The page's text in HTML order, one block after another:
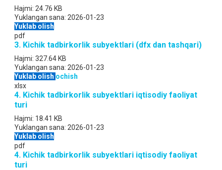
Hajmi: 24.76 KB
Yuklangan sana: 2026-01-23
Yuklab olish
pdf
3. Kichik tadbirkorlik subyektlari (dfx dan tashqari)
Hajmi: 327.64 KB
Yuklangan sana: 2026-01-23
Yuklab olish ochish
xlsx
4. Kichik tadbirkorlik subyektlari iqtisodiy faoliyat
turi
Hajmi: 18.41 KB
Yuklangan sana: 2026-01-23
Yuklab olish
pdf
4. Kichik tadbirkorlik subyektlari iqtisodiy faoliyat
turi